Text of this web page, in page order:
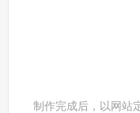
制作完成后，以网站